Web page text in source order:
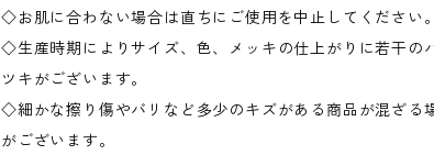
◇お肌に合わない場合は直ちにご使用を中止してください。
◇生産時期によりサイズ、色、メッキの仕上がりに若干の
ツキがございます。
◇細かな擦り傷やバリなど多少のキズがある商品が混ざる
がございます。